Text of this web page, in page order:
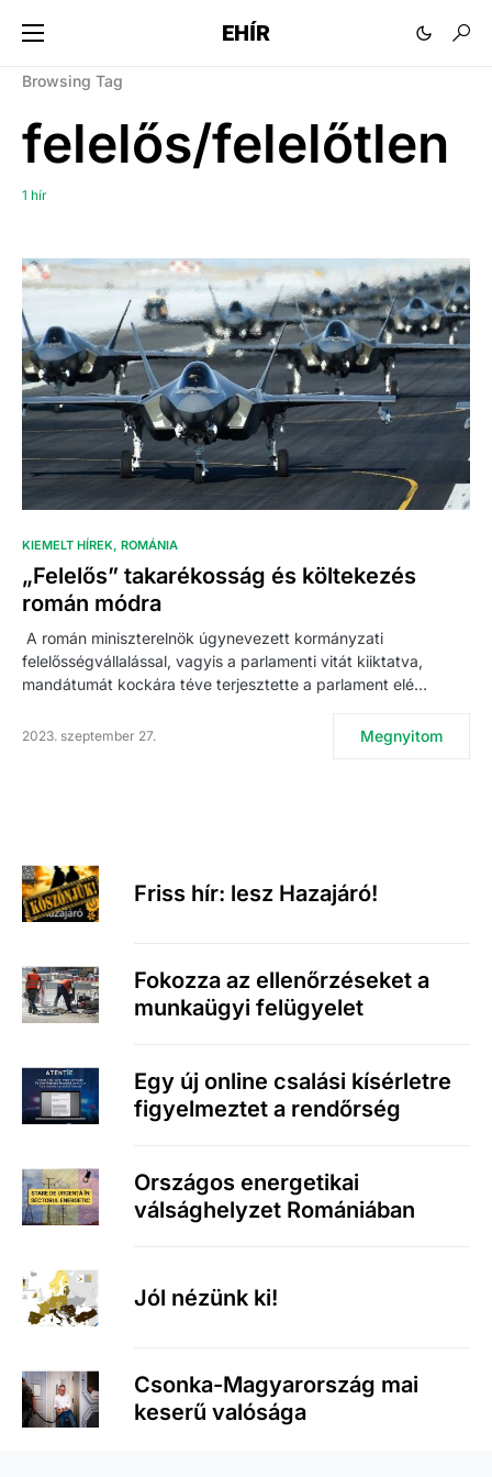
EHÍR
Browsing Tag
felelős/felelőtlen
1 hír
KIEMELT HÍREK ROMÁNIA
„Felelős” takarékosság és költekezés
román módra
A román miniszterelnök úgynevezett kormányzati
felelősségvállalással, vagyis a parlamenti vitát kiiktatva,
mandátumát kockára téve terjesztette a parlament elé…
2023. szeptember 27. Megnyitom
Friss hír: lesz Hazajáró!
Fokozza az ellenőrzéseket a
munkaügyi felügyelet
Egy új online csalási kísérletre
figyelmeztet a rendőrség
Országos energetikai
válsághelyzet Romániában
Jól nézünk ki!
Csonka-Magyarország mai
keserű valósága